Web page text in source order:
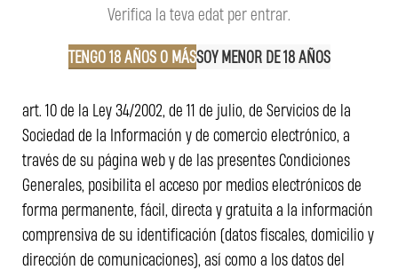
Verifica la teva edat per entrar.
TENGO 18 AÑOS O MÁSSOY MENOR DE 18 AÑOS
CONDICIONES GENERALES DE CONTRATACIÓN
CELLERS DOMENYS I SECCIO DE CREDIT, SCCL (en adelante
art. 10 de la Ley 34/2002, de 11 de julio, de Servicios de la
Sociedad de la Información y de comercio electrónico, a
través de su página web y de las presentes Condiciones
Generales, posibilita el acceso por medios electrónicos de
forma permanente, fácil, directa y gratuita a la información
comprensiva de su identificación (datos fiscales, domicilio y
dirección de comunicaciones), así como a los datos del